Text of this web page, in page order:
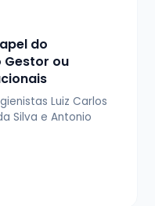
do
Gestor ou
Luiz Carlos
Silva e Antonio